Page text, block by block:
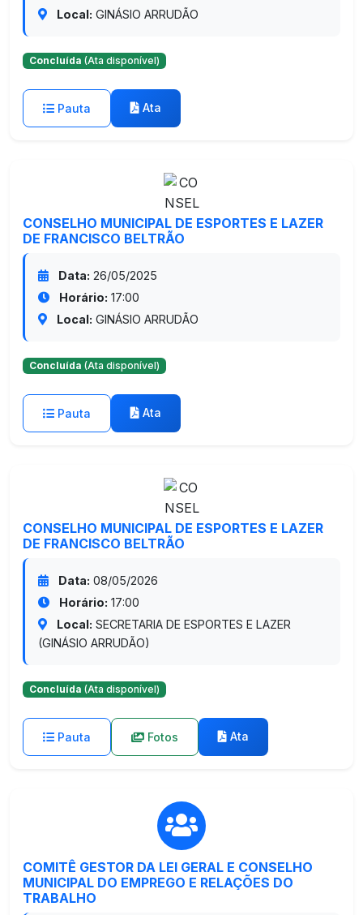
Local: GINÁSIO ARRUDÃO
Concluída (Ata disponível)
Pauta Ata
CONSELHO MUNICIPAL DE ESPORTES E LAZER
DE FRANCISCO BELTRÃO
Data: 26/05/2025
Horário: 17:00
Local: GINÁSIO ARRUDÃO
Concluída (Ata disponível)
Pauta Ata
CONSELHO MUNICIPAL DE ESPORTES E LAZER
DE FRANCISCO BELTRÃO
Data: 08/05/2026
Horário: 17:00
Local: SECRETARIA DE ESPORTES E LAZER
(GINÁSIO ARRUDÃO)
Concluída (Ata disponível)
Pauta Fotos Ata
COMITÊ GESTOR DA LEI GERAL E CONSELHO
MUNICIPAL DO EMPREGO E RELAÇÕES DO
TRABALHO